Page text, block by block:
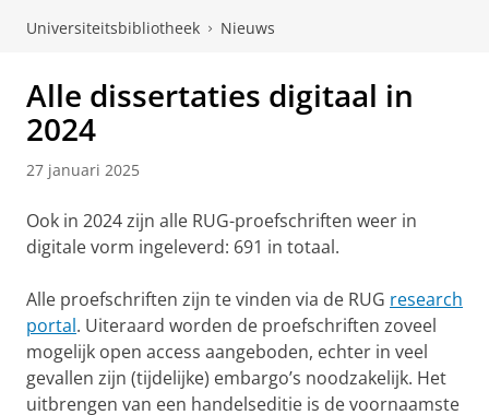
Universiteitsbibliotheek Nieuws
Alle dissertaties digitaal in
2024
27 januari 2025
Ook in 2024 zijn alle RUG-proefschriften weer in
digitale vorm ingeleverd: 691 in totaal.
Alle proefschriften zijn te vinden via de RUG research
portal. Uiteraard worden de proefschriften zoveel
mogelijk open access aangeboden, echter in veel
gevallen zijn (tijdelijke) embargo’s noodzakelijk. Het
uitbrengen van een handelseditie is de voornaamste